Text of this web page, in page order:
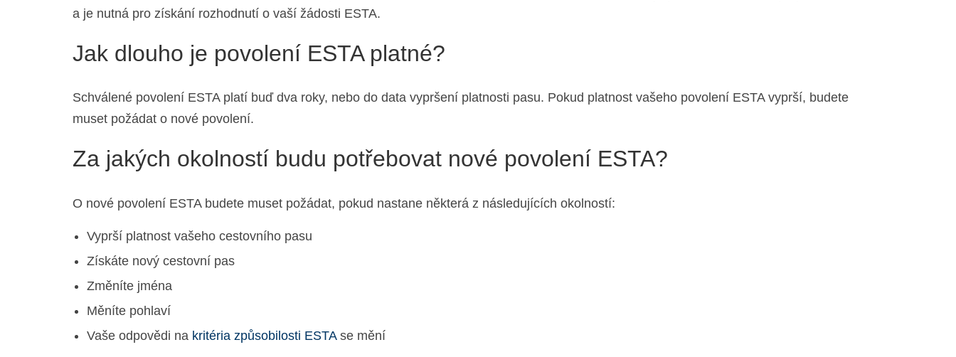
a je nutná pro získání rozhodnutí o vaší žádosti ESTA.
Jak dlouho je povolení ESTA platné?
Schválené povolení ESTA platí buď dva roky, nebo do data vypršení platnosti pasu. Pokud platnost vašeho povolení ESTA vyprší, budete
muset požádat o nové povolení.
Za jakých okolností budu potřebovat nové povolení ESTA?
O nové povolení ESTA budete muset požádat, pokud nastane některá z následujících okolností:
Vyprší platnost vašeho cestovního pasu
Získáte nový cestovní pas
Změníte jména
Měníte pohlaví
Vaše odpovědi na kritéria způsobilosti ESTAse mění